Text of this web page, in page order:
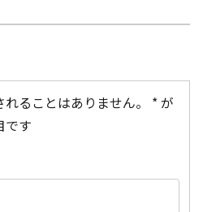
ることはありません。
*が
です